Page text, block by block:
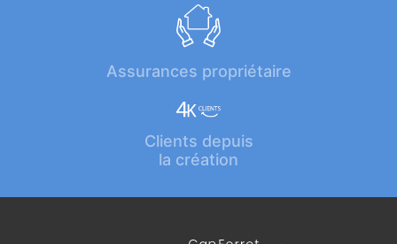
Assurances propriétaire
Clients depuis
la création